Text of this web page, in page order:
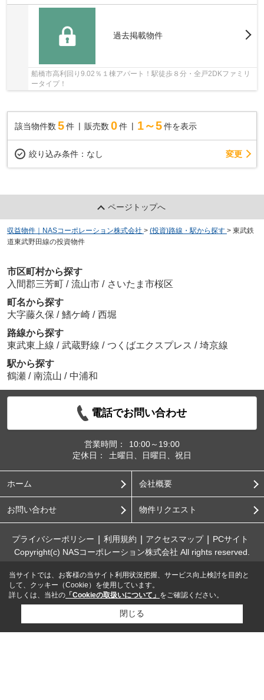
過去掲載物件
船橋市高利回り9.02％１棟アパート！駅徒歩８分・全戸2DKファミリ
ータイプ！
該当物件数 5件 販売数 0 件 1～5 件を表示
絞り込み条件： なし 変更
ページトップへ
収益物件｜NASコーポレーション株式会社 > (投資)路線・駅から探す > 東武鉄
道東武野田線の投資物件
市区町村から探す
入間郡三芳町 / 流山市 / さいたま市桜区
町名から探す
大字藤久保 / 鰭ケ崎 / 西堀
路線から探す
東武東上線 / 武蔵野線 / つくばエクスプレス / 埼京線
駅から探す
鶴瀬 / 南流山 / 中浦和
電話でお問い合わせ
営業時間：
10:00～19:00
定休日：
土曜日、日曜日、祝日
ホーム 会社概要
お問い合わせ 物件リクエスト
プライバシーポリシー 利用規約 アクセスマップ
PCサイト
Copyright(c) NASコーポレーション株式会社 All rights reserved.
当サイトでは、お客様の当サイト利用状況把握、サービス向上検討を目的と
して、クッキー（Cookie）を使用しています。
詳しくは、当社の 「Cookieの取扱いについて」 をご確認ください。
閉じる